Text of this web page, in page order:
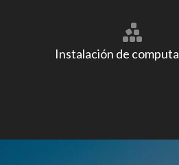
Instalación de